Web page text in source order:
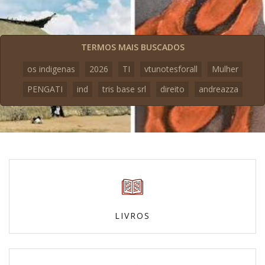
TERMOS MAIS BUSCADOS
os indigenas
2026 TI vtunotesforall
Mulher
PENGATI
ind tris base srl direito andreazza
LIVROS